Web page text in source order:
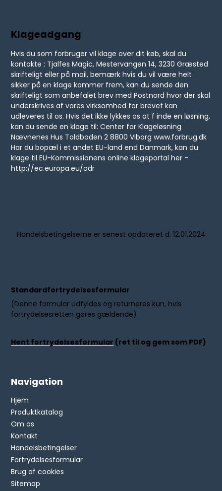
Klageadgang
Hvis du som forbruger vil klage over dit køb, skal du
kontakte : Tjalfes Magic, Mestervangen 14, 3230 Græsted
skrifteligt eller på mail, bemærk hvis du vil være helt
sikker på en klage kommer frem, kan du sende den
skrifteligt som anbefalet brev med Postnord hvor der skal
underskrives af vores virksomhed for brevet kan
udleveres til os. Hvis det ikke lykkes os at f inde en løsning,
kan du sende en klage til: Center for Klageløsning
Nævnenes Hus Toldboden 2 8800 Viborg www.forbrug.dk
Har du bopæl i et andet EU-land end Danmark, kan du
klage til EU-Kommissionens online klageportal her -
http://ec.europa.eu/odr
Handelsbetingelserne er senest opdateret d. 12.01.2024
Standardfortrydelsesformular
(Denne formular udfyldes og returneres kun, hvis
fortrydelsesretten gøres gældende)
Hent fortrydelsesformular (ret til og gem som PDF)
Navigation
Hjem
Produktkatalog
Om os
Kontakt
Handelsbetingelser
Fortrydelsesformular
Brug af cookies
Sitemap